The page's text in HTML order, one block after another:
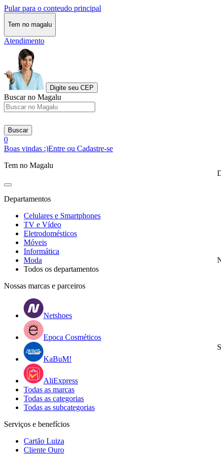
Pular para o conteudo principal
Tem no magalu
Atendimento
Digite seu CEP
Buscar no Magalu
Buscar
0
Boas vindas :)Entre ou Cadastre-se
Tem no Magalu
Departamentos
Celulares e Smartphones
TV e Vídeo
Eletrodomésticos
Móveis
Informática
Moda
Todos os departamentos
Nossas marcas e parceiros
Netshoes
Epoca Cosméticos
KaBuM!
AliExpress
Todas as marcas
Todas as categorias
Todas as subcategorias
Serviços e benefícios
Cartão Luiza
Cliente Ouro